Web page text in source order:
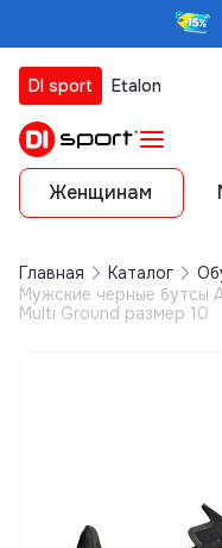
DI sport Etalon
Женщинам
Главная Каталог
Мужские черные бутсы
Multi Ground размер 10